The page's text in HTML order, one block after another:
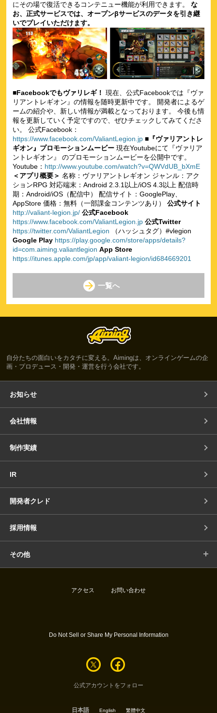
にその場で復活できるコンテニュー機能が利用できます。 な
お、正式サービスでは、オープンβサービスのデータを引き継
いでプレイいただけます。
■Facebookでもヴァリレギ！ 現在、公式Facebookでは『ヴァ
リアントレギオン』の情報を随時更新中です。 開発者によるゲ
ームの紹介や、新しい情報が満載となっております。 今後も情
報を更新していく予定ですので、ぜひチェックしてみてくださ
い。 公式Facebook：
https://www.facebook.com/ValiantLegion.jp ■『ヴァリアントレ
ギオン』プロモーションムービー 現在Youtubeにて『ヴァリア
ントレギオン』 のプロモーションムービーを公開中です。
Youtube： http://www.youtube.com/watch?v=QWVdUB_bXmE
＜アプリ概要＞ 名称：ヴァリアントレギオン ジャンル：アク
ションRPG 対応端末：Android 2.3.1以上/iOS 4.3以上 配信時
期：Android/iOS（配信中） 配信サイト：GooglePlay、
AppStore 価格：無料（一部課金コンテンツあり） 公式サイト
http://valiant-legion.jp/ 公式Facebook
https://www.facebook.com/ValiantLegion.jp 公式Twitter
https://twitter.com/ValiantLegion （ハッシュタグ）#vlegion
Google Play https://play.google.com/store/apps/details?
id=com.aiming.valiantlegion App Store
https://itunes.apple.com/jp/app/valiant-legion/id684669201
一覧へ
自分たちの面白いをカタチに変える。Aimingは、オンラインゲームの企
画・プロデュース・開発・運営を行う会社です。
お知らせ
会社情報
制作実績
IR
開発者クレド
採用情報
その他
アクセス お問い合わせ
Do Not Sell or Share My Personal Information
公式アカウントをフォロー
日本語 English 繁體中文